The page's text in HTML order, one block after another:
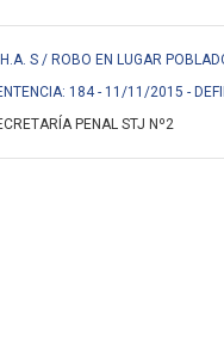
S / ROBO EN LUGAR
184 - 11/11/2015 -
PENAL STJ Nº2